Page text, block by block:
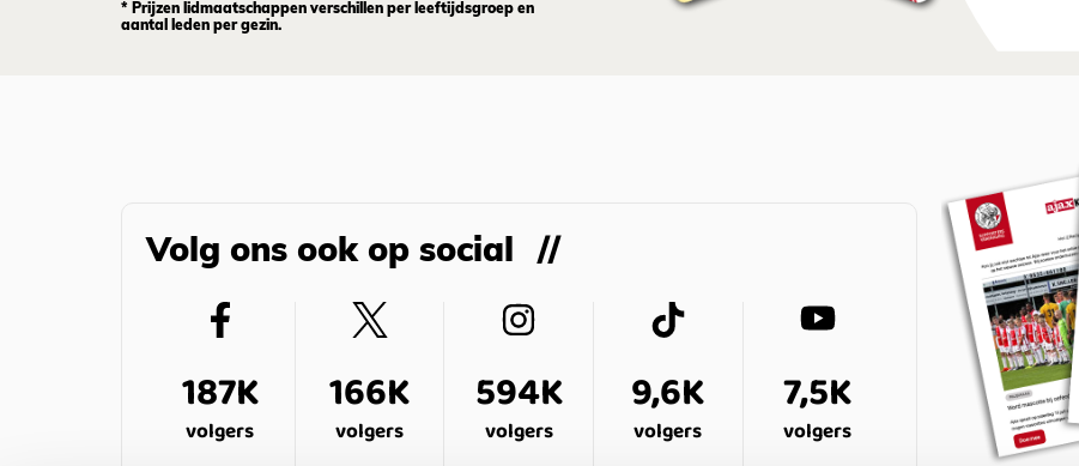
* Prijzen lidmaatschappen verschillen per leeftijdsgroep en
aantal leden per gezin.
Volg ons ook op social
187K
volgers
166K
volgers
594K
volgers
9,6K
volgers
7,5K
volgers